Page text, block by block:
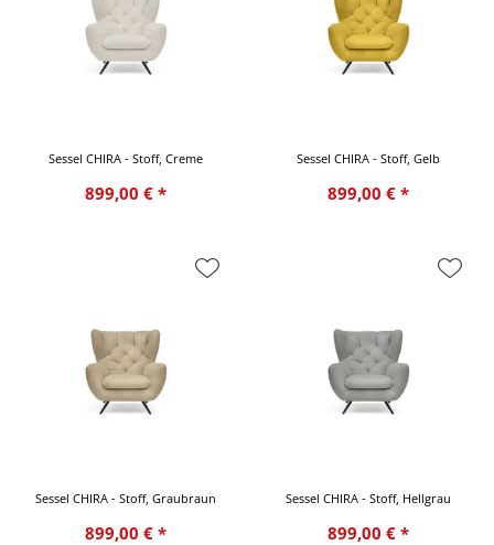
Sessel CHIRA - Stoff, Creme
899,00 € *
Sessel CHIRA - Stoff, Gelb
899,00 € *
Sessel CHIRA - Stoff, Graubraun
899,00 € *
Sessel CHIRA - Stoff, Hellgrau
899,00 € *